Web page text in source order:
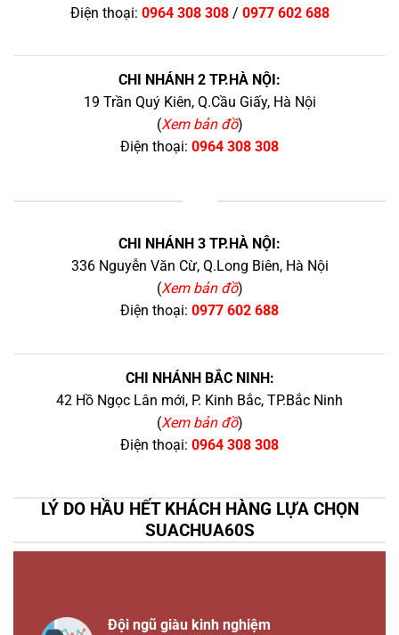
Điện thoại: 0964 308 308/ 0977 602 688
CHI NHÁNH 2 TP.HÀ NỘI:
19 Trần Quý Kiên, Q.Cầu Giấy, Hà Nội
(Xem bản đồ)
Điện thoại: 0964 308 308
CHI NHÁNH 3 TP.HÀ NỘI:
336 Nguyễn Văn Cừ, Q.Long Biên, Hà Nội
(Xem bản đồ)
Điện thoại: 0977 602 688
CHI NHÁNH BẮC NINH:
42 Hồ Ngọc Lân mới, P. Kinh Bắc, TP.Bắc Ninh
(Xem bản đồ)
Điện thoại: 0964 308 308
LÝ DO HẦU HẾT KHÁCH HÀNG LỰA CHỌN
SUACHUA60S
Đội ngũ giàu kinh nghiệm